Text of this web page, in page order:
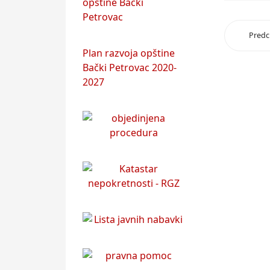
Petrovac
Plan razvoja opštine
Bački Petrovac 2020-
2027